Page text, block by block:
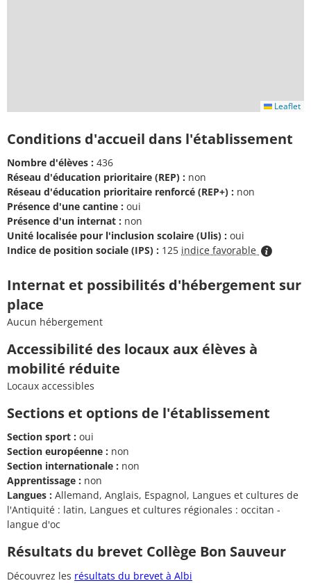
Leaflet
Conditions d'accueil dans l'établissement
Nombre d'élèves : 436
Réseau d'éducation prioritaire (REP) : non
Réseau d'éducation prioritaire renforcé (REP+) : non
Présence d'une cantine : oui
Présence d'un internat : non
Unité localisée pour l'inclusion scolaire (Ulis) : oui
Indice de position sociale (IPS) : 125 indice favorable
Internat et possibilités d'hébergement sur
place
Aucun hébergement
Accessibilité des locaux aux élèves à
mobilité réduite
Locaux accessibles
Sections et options de l'établissement
Section sport : oui
Section européenne : non
Section internationale : non
Apprentissage : non
Langues : Allemand, Anglais, Espagnol, Langues et cultures de
l'Antiquité : latin, Langues et cultures régionales : occitan -
langue d'oc
Résultats du brevet Collège Bon Sauveur
Découvrez les résultats du brevet à Albi